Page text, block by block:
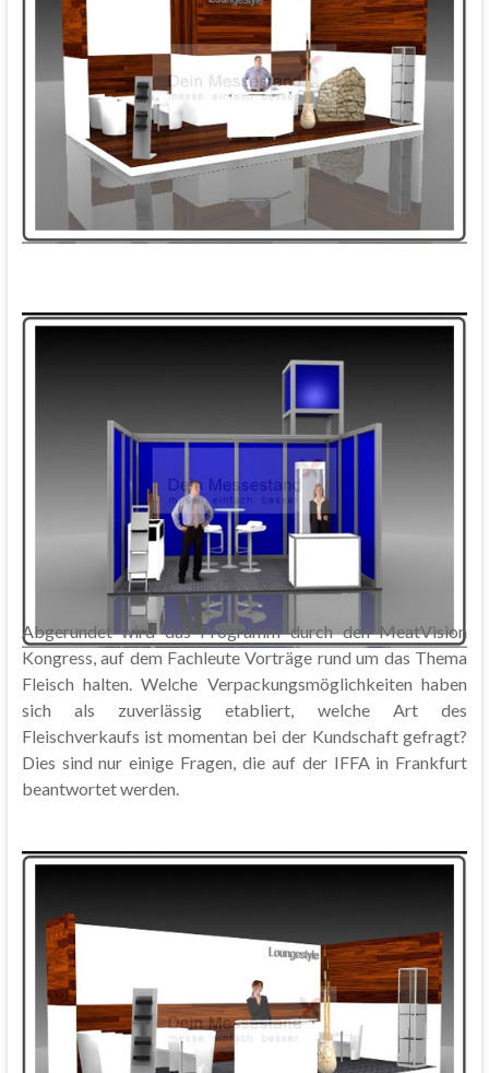
Abgerundet wird das Programm durch den MeatVision
Kongress, auf dem Fachleute Vorträge rund um das Thema
Fleisch halten. Welche Verpackungsmöglichkeiten haben
sich als zuverlässig etabliert, welche Art des
Fleischverkaufs ist momentan bei der Kundschaft gefragt?
Dies sind nur einige Fragen, die auf der IFFA in Frankfurt
beantwortet werden.